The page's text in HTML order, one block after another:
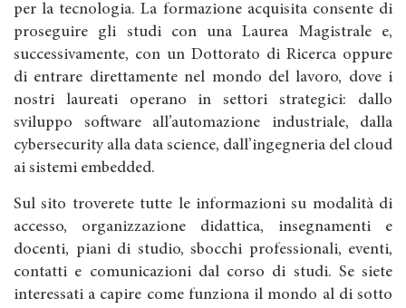
per la tecnologia. La formazione acquisita consente di
proseguire gli studi con una Laurea Magistrale e,
successivamente, con un Dottorato di Ricerca oppure
di entrare direttamente nel mondo del lavoro, dove i
nostri laureati operano in settori strategici: dallo
sviluppo software all’automazione industriale, dalla
cybersecurity alla data science, dall’ingegneria del cloud
ai sistemi embedded.
Sul sito troverete tutte le informazioni su modalità di
accesso, organizzazione didattica, insegnamenti e
docenti, piani di studio, sbocchi professionali, eventi,
contatti e comunicazioni dal corso di studi. Se siete
interessati a capire come funziona il mondo al di sotto